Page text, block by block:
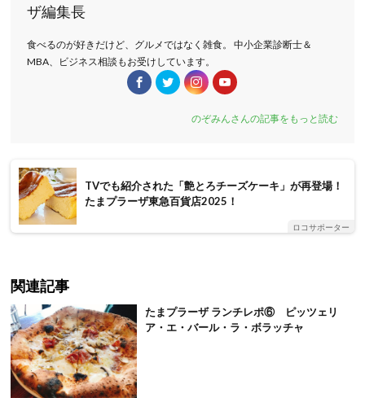
ザ編集長
食べるのが好きだけど、グルメではなく雑食。 中小企業診断士＆
MBA、ビジネス相談もお受けしています。
のぞみんさんの記事をもっと読む
TVでも紹介された「艶とろチーズケーキ」が再登場！
たまプラーザ東急百貨店2025！
ロコサポーター
関連記事
たまプラーザ ランチレポ⑥ ピッツェリ
ア・エ・バール・ラ・ボラッチャ